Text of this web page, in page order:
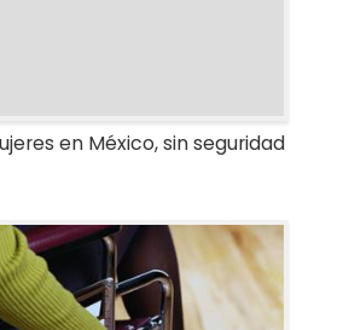
en México, sin seguridad